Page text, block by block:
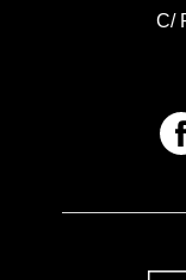
C/